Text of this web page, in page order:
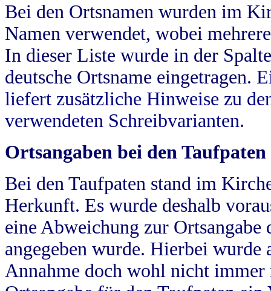
Bei den Ortsnamen wurden im
Namen verwendet, wobei
In dieser Liste wurde in der
deutsche Ortsname eingetragen.
liefert zusätzliche Hinweise zu
verwendeten Schreibvarianten.
Ortsangaben bei den Taufpaten
Bei den Taufpaten stand im
Herkunft. Es wurde deshalb
eine Abweichung zur
angegeben wurde. Hierbei wurde
Annahme doch wohl nicht